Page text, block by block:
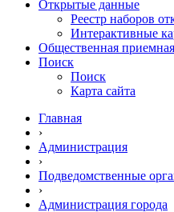
Открытые данные
Реестр наборов
Интерактивные
Общественная приемная
Поиск
Поиск
Карта сайта
Главная
›
Администрация
›
Подведомственные
›
Администрация города